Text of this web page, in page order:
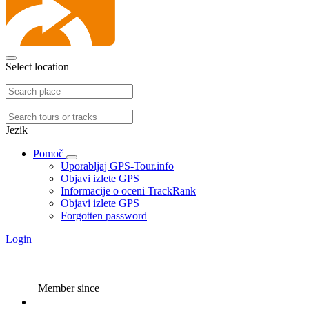
Select location
Jezik
Pomoč
Uporabljaj GPS-Tour.info
Objavi izlete GPS
Informacije o oceni TrackRank
Objavi izlete GPS
Forgotten password
Login
Member since